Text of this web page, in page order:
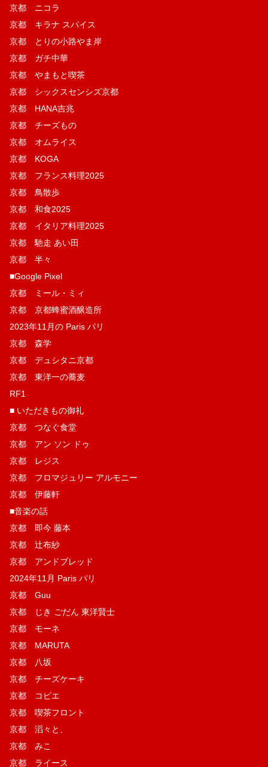
京都 ニコラ
京都 キラナ スパイス
京都 とりの小路やま岸
京都 ガチ中華
京都 やまもと喫茶
京都 シックスセンシズ京都
京都 HANA吉兆
京都 チーズもの
京都 オムライス
京都 KOGA
京都 フランス料理2025
京都 鳥散歩
京都 和食2025
京都 イタリア料理2025
京都 馳走 あい田
京都 半々
■Google Pixel
京都 ミール・ミィ
京都 京都蜂蜜酒醸造所
2023年11月の Paris パリ
京都 森学
京都 デュシタニ京都
京都 東洋一の蕎麦
RF1
■ いただきもの御礼
京都 つなぐ食堂
京都 アン ソン ドゥ
京都 レジス
京都 フロマジュリー アルモニー
京都 伊藤軒
■音楽の話
京都 即今 藤本
京都 辻布紗
京都 アンドブレッド
2024年11月 Paris パリ
京都 Guu
京都 じき ごだん 東洋賢士
京都 モーネ
京都 MARUTA
京都 八坂
京都 チーズケーキ
京都 コピエ
京都 喫茶フロント
京都 滔々と、
京都 みこ
京都 ライース